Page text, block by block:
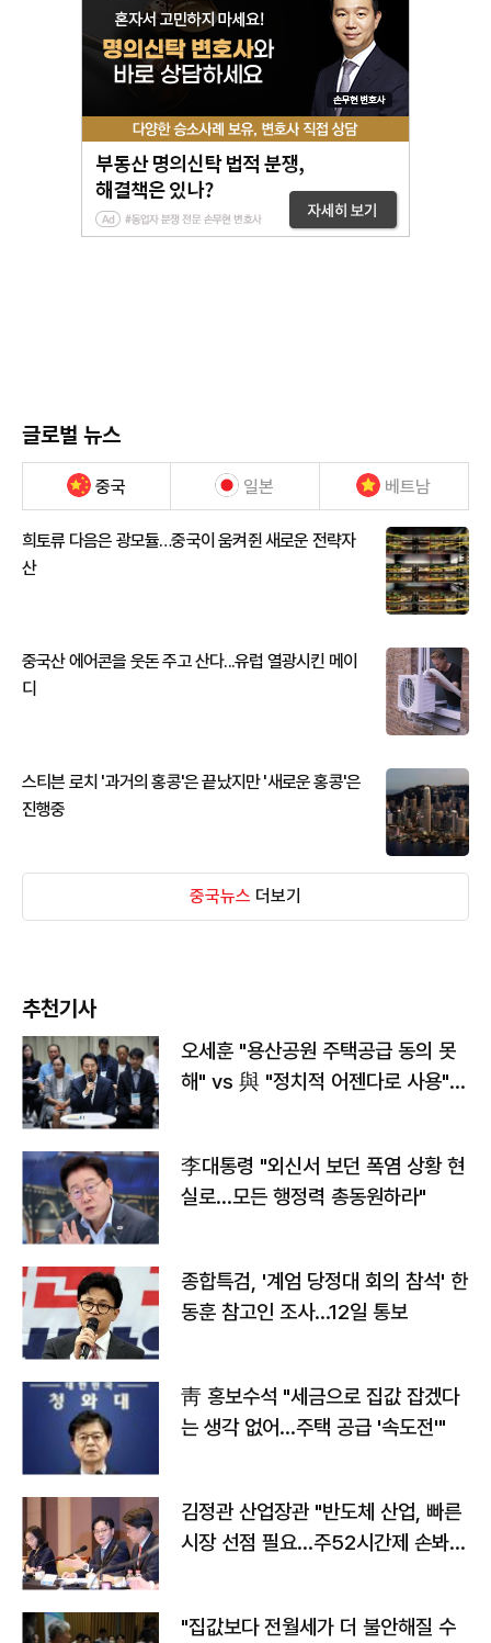
글로벌 뉴스
중국 일본 베트남
희토류 다음은 광모듈…중국이 움켜쥔 새로운 전략자
산
중국산 에어콘을 웃돈 주고 산다...유럽 열광시킨 메이
디
스티븐 로치 '과거의 홍콩'은 끝났지만 '새로운 홍콩'은
진행중
중국뉴스 더보기
추천기사
오세훈 "용산공원 주택공급 동의 못
해" vs 與 "정치적 어젠다로 사용"
李대통령 "외신서 보던 폭염 상황 현
실로…모든 행정력 총동원하라"
종합특검, '계엄 당정대 회의 참석' 한
동훈 참고인 조사...12일 통보
靑 홍보수석 "세금으로 집값 잡겠다
는 생각 없어…주택 공급 '속도전'"
김정관 산업장관 "반도체 산업, 빠른
시장 선점 필요…주52시간제 손봐
"집값보다 전월세가 더 불안해질 수